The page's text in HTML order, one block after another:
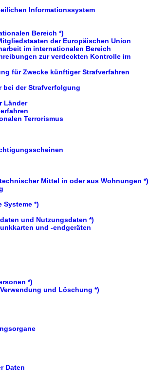
Informationssystem
Bereich *)
der Europäischen Union
im internationalen Bereich
zur verdeckten Kontrolle im
für Zwecke künftiger Strafverfahren
bei der Strafverfolgung
Länder
Terrorismus
Mittel in oder aus Wohnungen *)
*)
und Nutzungsdaten *)
und -endgeräten
*)
und Löschung *)
Daten